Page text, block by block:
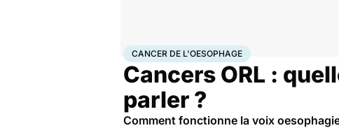
AccueilSantéMaladiesCancerCancer de l'oesophage
CANCER DE L'OESOPHAGE
Cancers ORL :
parler ?
Comment fonctionne la voix